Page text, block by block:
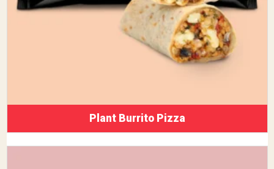
Plant Burrito Pizza